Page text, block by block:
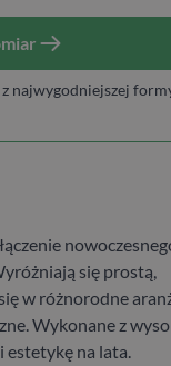
najwygodniejszej
się prostą,
w różnorodne
Wykonane z
estetykę na lata.